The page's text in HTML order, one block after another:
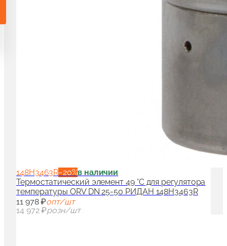
148H3463R−20%в наличии
Термостатический элемент 49 °C для регулятора
температуры ORV DN 25-50 РИДАН 148H3463R
11 978 ₽опт/шт
14 972 ₽розн/шт